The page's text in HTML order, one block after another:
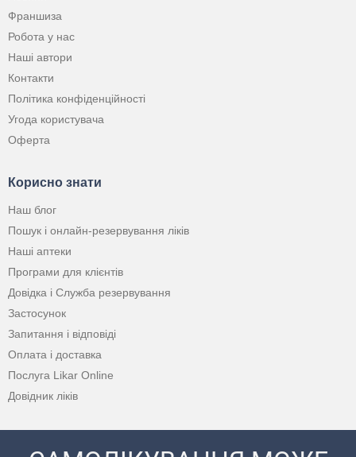
Франшиза
Робота у нас
Наші автори
Контакти
Політика конфіденційності
Угода користувача
Оферта
Корисно знати
Наш блог
Пошук і онлайн-резервування ліків
Наші аптеки
Програми для клієнтів
Довідка і Служба резервування
Застосунок
Запитання і відповіді
Оплата і доставка
Послуга Likar Online
Довідник ліків